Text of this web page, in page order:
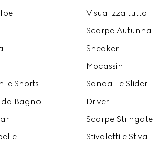
e Shorts
da Bagno
Visualizza tutto
Scarpe Autunnali
Sneaker
Mocassini
Sandali e Slider
Driver
Scarpe Stringate
Stivaletti e Stivali